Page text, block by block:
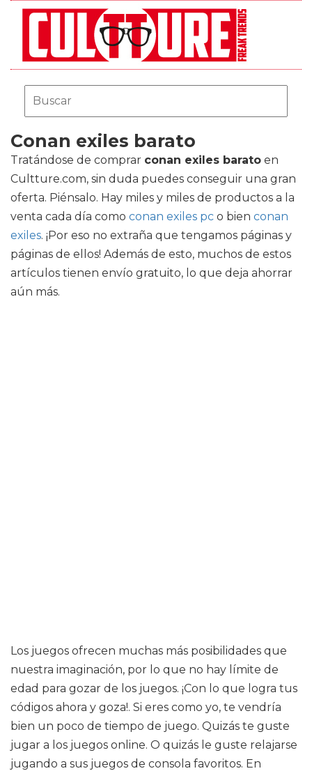
Conan exiles barato
Tratándose de comprar conan exiles barato en
Cultture.com, sin duda puedes conseguir una gran
oferta. Piénsalo. Hay miles y miles de productos a la
venta cada día como conan exiles pc o bien conan
exiles. ¡Por eso no extraña que tengamos páginas y
páginas de ellos! Además de esto, muchos de estos
artículos tienen envío gratuito, lo que deja ahorrar
aún más.
Los juegos ofrecen muchas más posibilidades que
nuestra imaginación, por lo que no hay límite de
edad para gozar de los juegos. ¡Con lo que logra tus
códigos ahora y goza!. Si eres como yo, te vendría
bien un poco de tiempo de juego. Quizás te guste
jugar a los juegos online. O quizás le guste relajarse
jugando a sus juegos de consola favoritos. En